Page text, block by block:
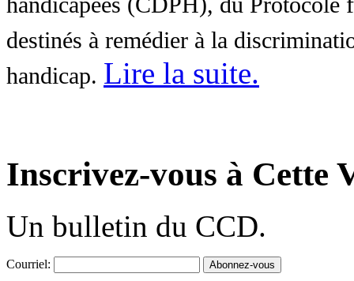
destinés à remédier à la
handicap. Lire la suite.
Inscrivez-vous à Cette
Un bulletin du CCD.
Courriel: